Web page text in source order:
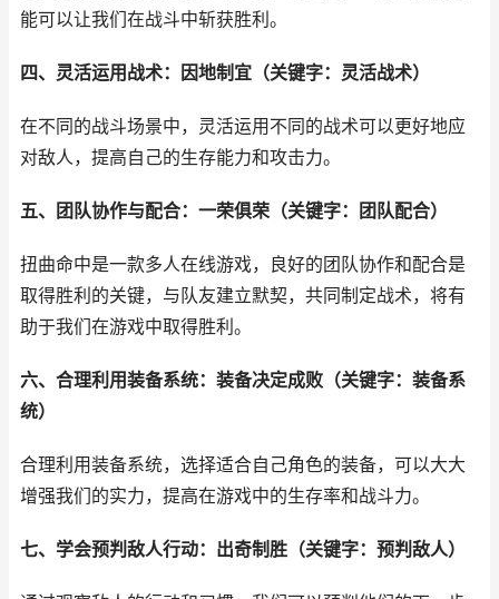
能可以让我们在战斗中斩获胜利。
四、灵活运用战术：因地制宜（关键字：灵活战术）
在不同的战斗场景中，灵活运用不同的战术可以更好地应
对敌人，提高自己的生存能力和攻击力。
五、团队协作与配合：一荣俱荣（关键字：团队配合）
扭曲命中是一款多人在线游戏，良好的团队协作和配合是
取得胜利的关键，与队友建立默契，共同制定战术，将有
助于我们在游戏中取得胜利。
六、合理利用装备系统：装备决定成败（关键字：装备系
统）
合理利用装备系统，选择适合自己角色的装备，可以大大
增强我们的实力，提高在游戏中的生存率和战斗力。
七、学会预判敌人行动：出奇制胜（关键字：预判敌人）